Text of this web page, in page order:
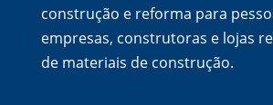
construção e reforma para
empresas, construtoras e lojas
de materiais de construção.